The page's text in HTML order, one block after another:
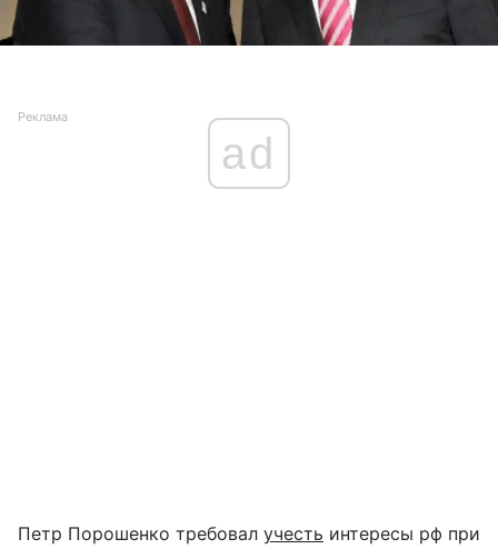
Реклама
ad
Петр Порошенко требовал учесть интересы рф при